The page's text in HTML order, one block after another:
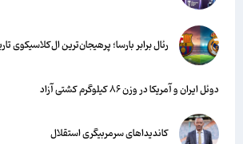
رئال برابر بارسا؛ پرهیجان‌‌ترین ال‌کلاسیکوی تاریخ
دوئل ایران و آمریکا در وزن ۸۶ کیلوگرم کشتی آزاد
کاندیداهای سرمربیگری استقلال